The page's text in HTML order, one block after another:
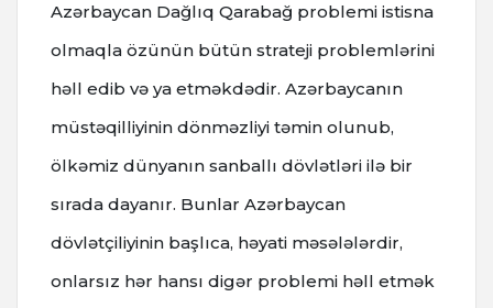
Azərbaycan Dağlıq Qarabağ problemi istisna
olmaqla özünün bütün strateji problemlərini
həll edib və ya etməkdədir. Azərbaycanın
müstəqilliyinin dönməzliyi təmin olunub,
ölkəmiz dünyanın sanballı dövlətləri ilə bir
sırada dayanır. Bunlar Azərbaycan
dövlətçiliyinin başlıca, həyati məsələlərdir,
onlarsız hər hansı digər problemi həll etmək